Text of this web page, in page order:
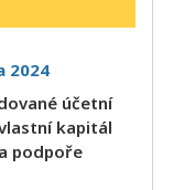
2024
účetní
kapitál
podpoře